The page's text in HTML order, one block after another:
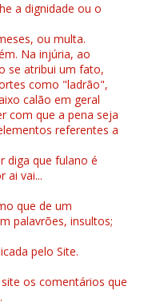
a dignidade ou o
ou multa.
Na injúria, ao
se atribui um fato,
como "ladrão",
calão em geral
com que a pena seja
referentes a
diga que fulano é
ai vai...
que de um
palavrões, insultos;
pelo Site.
os comentários que